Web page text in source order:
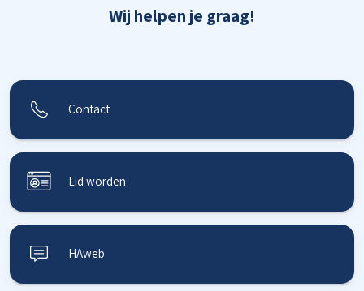
Wij helpen je graag!
Contact
Lid worden
HAweb